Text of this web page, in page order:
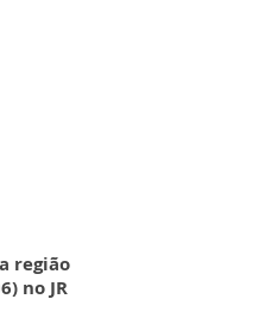
região
no JR